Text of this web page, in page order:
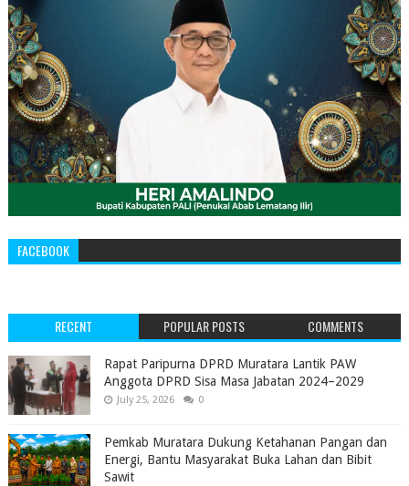
FACEBOOK
RECENT POPULAR POSTS COMMENTS
‎Rapat Paripurna DPRD Muratara Lantik PAW
Anggota DPRD Sisa Masa Jabatan 2024–2029 ‎
July 25, 2026 0
Pemkab Muratara Dukung Ketahanan Pangan dan
Energi, Bantu Masyarakat Buka Lahan dan Bibit
Sawit